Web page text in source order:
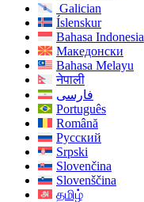
Galician
Íslenskur
Bahasa Indonesia
Македонски
Bahasa Melayu
नेपाली
فارسی
Português
Română
Русский
Srpski
Slovenčina
Slovenščina
தமிழ்